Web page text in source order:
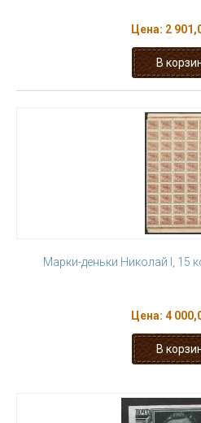
Цена: 2
Марки-деньки Николай I, 15
Цена: 4